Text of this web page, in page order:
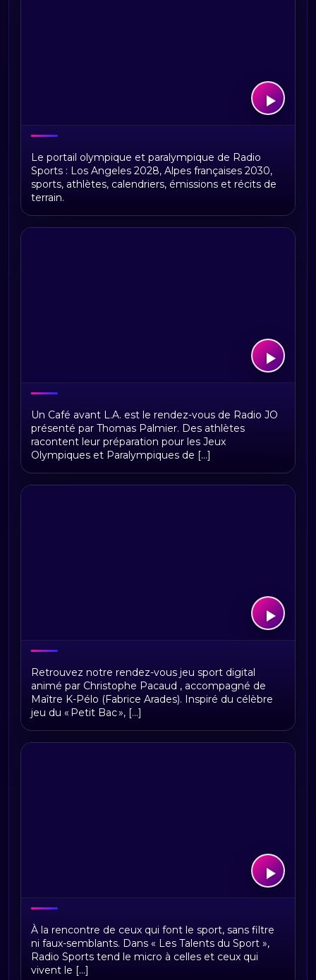
Radio JO : direction Los Angeles 2028
Le portail olympique et paralympique de Radio
Sports : Los Angeles 2028, Alpes françaises 2030,
sports, athlètes, calendriers, émissions et récits de
terrain.
Un Café avant L.A. : les athlètes sur la
route des Jeux de Los Angeles 2028
Un Café avant L.A. est le rendez-vous de Radio JO
présenté par Thomas Palmier. Des athlètes
racontent leur préparation pour les Jeux
Olympiques et Paralympiques de [...]
Le p'tit Pac
Retrouvez notre rendez-vous jeu sport digital
animé par Christophe Pacaud , accompagné de
Maître K-Pélo (Fabrice Arades). Inspiré du célèbre
jeu du « Petit Bac », [...]
Les talents du sport
À la rencontre de ceux qui font le sport, sans filtre
ni faux-semblants. Dans « Les Talents du Sport »,
Radio Sports tend le micro à celles et ceux qui
vivent le [...]